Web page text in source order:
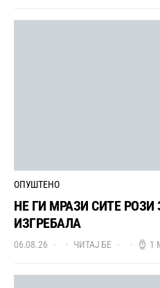
ОПУШТЕНО
НЕ ГИ МРАЗИ СИТЕ
ИЗГРЕБАЛА
06.08.26 ЧИТАЈ БЕ 1